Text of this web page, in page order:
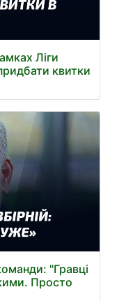
Ліги
квитки
"Гравці
Просто